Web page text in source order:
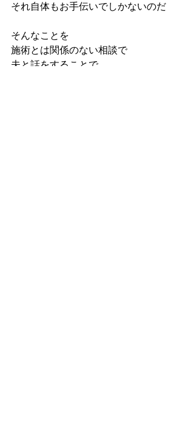
それ自体もお手伝いでしかないのだ
そんなことを
施術とは関係のない相談で
夫と話をすることで